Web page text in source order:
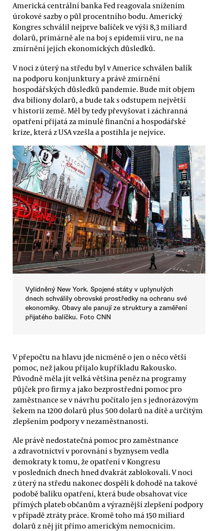
Americká centrální banka Fed reagovala snížením
úrokové sazby o půl procentního bodu. Americký
Kongres schválil nejprve balíček ve výši 8,3 miliard
dolarů, primárně ale na boj s epidemií viru, ne na
zmírnění jejích ekonomických důsledků.
V noci z úterý na středu byl v Americe schválen balík
na podporu konjunktury a právě zmírnění
hospodářských důsledků pandemie. Bude mít objem
dva biliony dolarů, a bude tak s odstupem největší
v historii země. Měl by tedy převyšovat i záchranná
opatření přijatá za minulé finanční a hospodářské
krize, která z USA vzešla a postihla je nejvíce.
Vylidněný New York. Spojené státy v uplynulých
dnech schválily obrovské prostředky na ochranu své
ekonomiky. Obavy ale panují ze struktury a zaměření
přijatého balíčku. Foto CNN
V přepočtu na hlavu jde nicméně o jen o něco větší
pomoc, než jakou přijalo kupříkladu Rakousko.
Původně měla jít velká většina peněz na programy
půjček pro firmy a jako bezprostřední pomoc pro
zaměstnance se v návrhu počítalo jen s jednorázovým
šekem na 1200 dolarů plus 500 dolarů na dítě a určitým
zlepšením podpory v nezaměstnanosti.
Ale právě nedostatečná pomoc pro zaměstnance
a zdravotnictví v porovnání s byznysem vedla
demokraty k tomu, že opatření v Kongresu
v posledních dnech hned dvakrát zablokovali. V noci
z úterý na středu nakonec dospěli k dohodě na takové
podobě balíku opatření, která bude obsahovat více
přímých plateb občanům a výraznější zlepšení podpory
v případě ztráty práce. Kromě toho má 150 miliard
dolarů z něj jít přímo americkým nemocnicím.